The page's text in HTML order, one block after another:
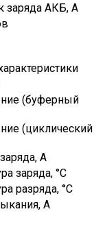
заряда АКБ, A
(буферный
(циклический
А
заряда, °C
разряда, °C
А